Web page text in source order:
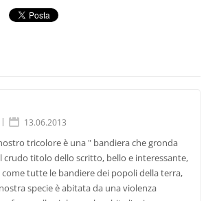
| 13.06.2013
tricolore è una " bandiera che gronda
crudo titolo dello scritto, bello e interessante,
come tutte le bandiere dei popoli della terra,
specie è abitata da una violenza